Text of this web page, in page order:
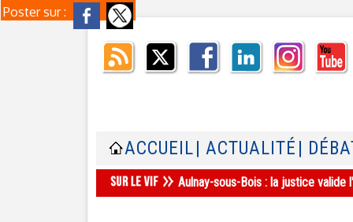
Poster sur :
ACCUEIL | ACTUALITÉ |
Aulnay-sous-Bois : la justice